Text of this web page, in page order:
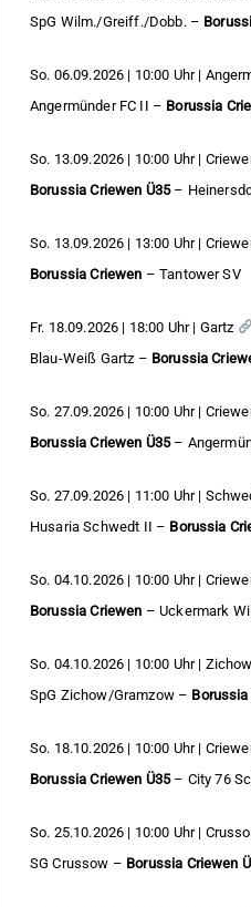
SpG Wilm./Greiff./Dobb. –
So. 06.09.2026 | 10:00 Uhr |
Angermünder FC II – Borussia
So. 13.09.2026 | 10:00 Uhr |
Borussia Criewen Ü35–
So. 13.09.2026 | 13:00 Uhr |
Borussia Criewen – Tantower SV
Fr. 18.09.2026 | 18:00 Uhr | Gartz
Blau-Weiß Gartz – Borussia
So. 27.09.2026 | 10:00 Uhr |
Borussia Criewen Ü35–
So. 27.09.2026 | 11:00 Uhr |
Husaria Schwedt II – Borussia
So. 04.10.2026 | 10:00 Uhr |
Borussia Criewen – Uckermark
So. 04.10.2026 | 10:00 Uhr | Zichow
SpG Zichow/Gramzow – Borussia
So. 18.10.2026 | 10:00 Uhr |
Borussia Criewen Ü35– City 76
So. 25.10.2026 | 10:00 Uhr |
SG Crussow – Borussia Criewen